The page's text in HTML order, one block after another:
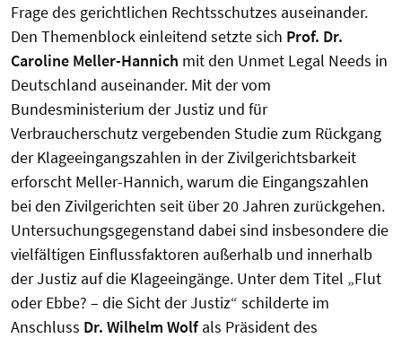
Frage des gerichtlichen Rechtsschutzes auseinander.
Den Themenblock einleitend setzte sich Prof. Dr.
Caroline Meller-Hannich mit den Unmet Legal Needs in
Deutschland auseinander. Mit der vom
Bundesministerium der Justiz und für
Verbraucherschutz vergebenden Studie zum Rückgang
der Klageeingangszahlen in der Zivilgerichtsbarkeit
erforscht Meller-Hannich, warum die Eingangszahlen
bei den Zivilgerichten seit über 20 Jahren zurückgehen.
Untersuchungsgegenstand dabei sind insbesondere die
vielfältigen Einflussfaktoren außerhalb und innerhalb
der Justiz auf die Klageeingänge. Unter dem Titel „Flut
oder Ebbe? – die Sicht der Justiz“ schilderte im
Anschluss Dr. Wilhelm Wolfals Präsident des